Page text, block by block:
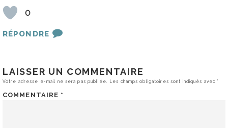
0
RÉPONDRE
LAISSER UN COMMENTAIRE
Votre adresse e-mail ne sera pas publiée. Les champs obligatoires sont indiqués avec*
COMMENTAIRE *